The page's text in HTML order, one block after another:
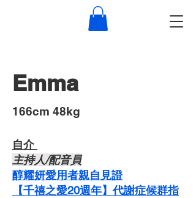
Emma
​166cm 48kg
自介 ​
主持人/配音員
醇耀妍愛用者親自見證
【千禧之愛20週年】代謝症候群指